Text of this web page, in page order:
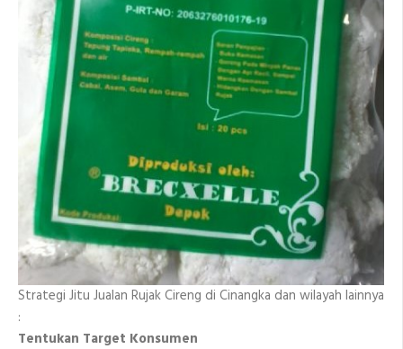
Strategi Jitu Jualan Rujak Cireng di Cinangka dan wilayah lainnya
:
Tentukan Target Konsumen